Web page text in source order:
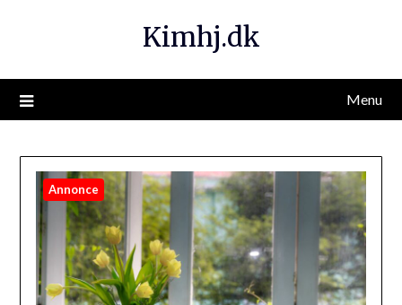
Kimhj.dk
Menu
Annonce